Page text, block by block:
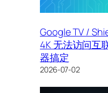
Google TV /
4K 无法访问互
器搞定
2026-07-02